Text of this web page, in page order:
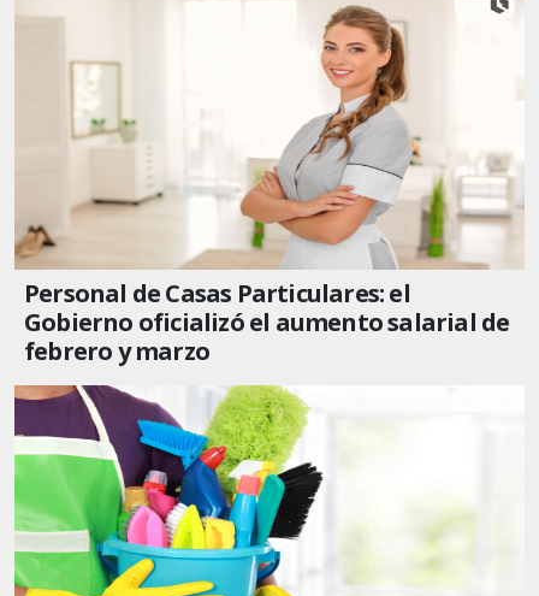
Personal de Casas Particulares: el
Gobierno oficializó el aumento salarial de
febrero y marzo